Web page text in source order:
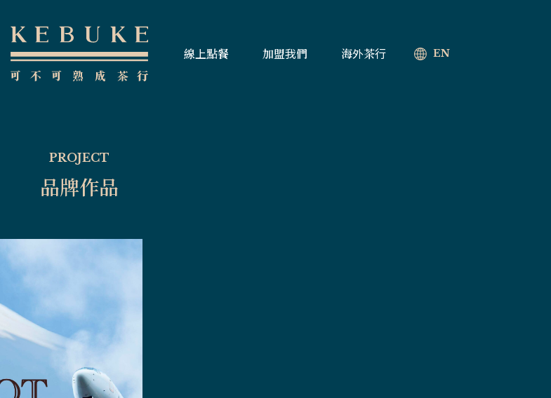
線上點餐 加盟我們 海外茶行 EN
PROJECT
品牌作品